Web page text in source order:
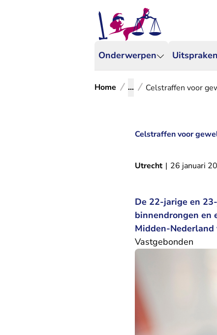
Onderwerpen
Home ... Celstraffen voor
Celstraffen voor
Utrecht | 26 januari
De 22-jarige en
binnendrongen en
Midden-
Vastgebonden